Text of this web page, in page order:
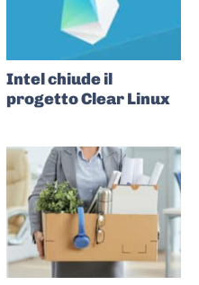
Intel chiude il
progetto Clear Linux